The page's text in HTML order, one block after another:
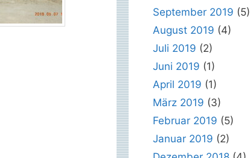
September 2019 (5)
August 2019 (4)
Juli 2019 (2)
Juni 2019 (1)
April 2019 (1)
März 2019 (3)
Februar 2019 (5)
Januar 2019 (2)